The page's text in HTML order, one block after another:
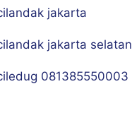
jakarta
jakarta selatan
081385550003